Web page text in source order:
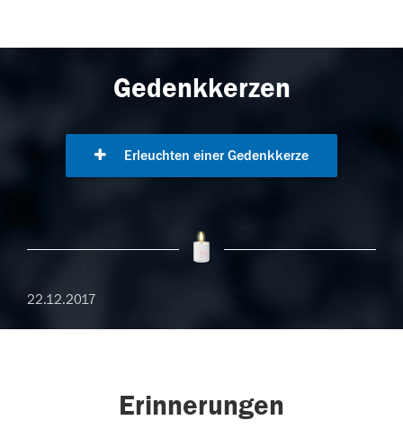
Gedenkkerzen
Erleuchten einer Gedenkkerze
22.12.2017
Erinnerungen